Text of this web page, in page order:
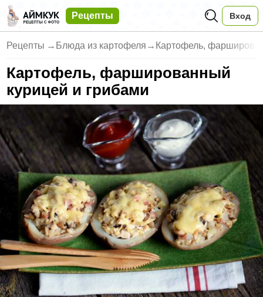
Рецепты Вход
Рецепты → Блюда из картофеля → Картофель,
Картофель, фаршированный
курицей и грибами